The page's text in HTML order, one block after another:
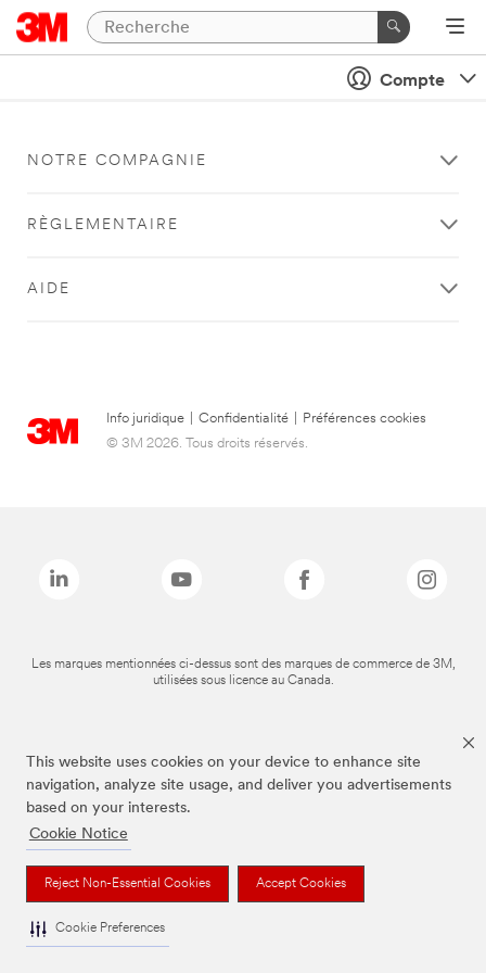
This website uses cookies on your device to enhance site
navigation, analyze site usage, and deliver you advertisements
based on your interests.
Cookie Notice
Reject Non-Essential Cookies Accept Cookies
Cookie Preferences
Compte
NOTRE COMPAGNIE
RÈGLEMENTAIRE
AIDE
Info juridique Confidentialité
Préférences cookies
© 3M 2026. Tous droits réservés.
Les marques mentionnées ci-dessus sont des marques de commerce de 3M,
utilisées sous licence au Canada.